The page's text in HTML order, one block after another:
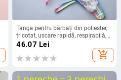
Tanga pentru bărbați din poliester,
tricotat, uscare rapidă, respirabilă,
talie joasă
46.07 Lei
add_shopping_cart